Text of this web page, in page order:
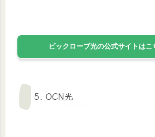
ビックローブ光の公式サイトはこ
5. OCN光